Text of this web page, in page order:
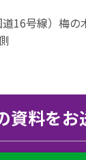
16号線）梅の
資料をお